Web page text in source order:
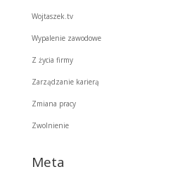
Wojtaszek.tv
Wypalenie zawodowe
Z życia firmy
Zarządzanie karierą
Zmiana pracy
Zwolnienie
Meta